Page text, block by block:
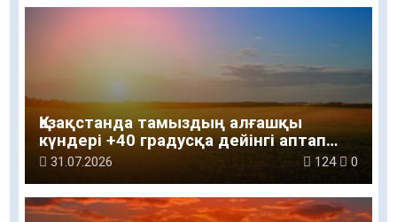
Қазақстанда тамыздың алғашқы
күндері +40 градусқа дейінгі аптап
ыстық сақталады
31.07.2026 124 0